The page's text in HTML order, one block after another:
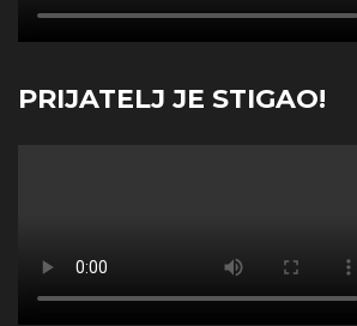
PRIJATELJ JE STIGAO!